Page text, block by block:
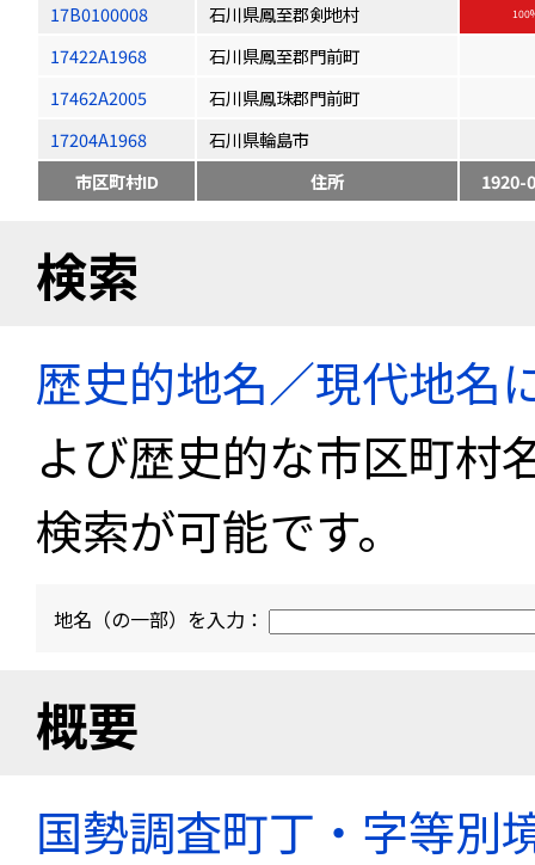
17B0100008
石川県鳳至郡剣地村
17422A1968
石川県鳳至郡門前町
17462A2005
石川県鳳珠郡門前町
17204A1968
石川県輪島市
市区町村ID
住所 1920-
検索
歴史的地名／現代地名
よび歴史的な市区町村
検索が可能です。
地名（の一部）を入力：
概要
国勢調査町丁・字等別